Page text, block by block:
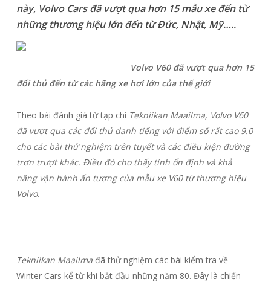
này, Volvo Cars đã vượt qua hơn 15 mẫu xe đến từ
những thương hiệu lớn đến từ Đức, Nhật, Mỹ…..
Volvo V60 đã vượt qua hơn 15
đối thủ đến từ các hãng xe hơi lớn của thế giới
Theo bài đánh giá từ tạp chí Tekniikan Maailma, Volvo V60
đã vượt qua các đối thủ danh tiếng với điểm số rất cao 9.0
cho các bài thử nghiệm trên tuyết và các điều kiện đường
trơn trượt khác. Điều đó cho thấy tính ổn định và khả
năng vận hành ấn tượng của mẫu xe V60 từ thương hiệu
Volvo.
Tekniikan Maailmađã thử nghiệm các bài kiểm tra về
Winter Cars kể từ khi bắt đầu những năm 80. Đây là chiến